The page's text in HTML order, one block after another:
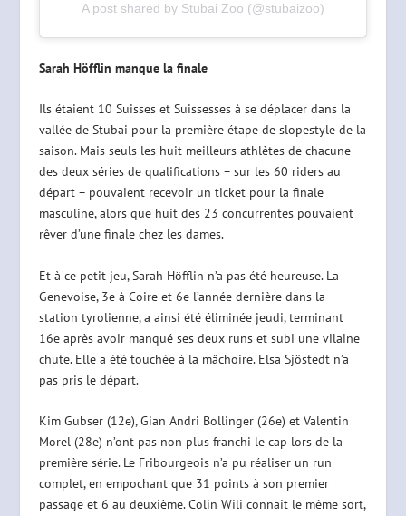
A post shared by Stubai Zoo (@stubaizoo)
Sarah Höfflin manque la finale
Ils étaient 10 Suisses et Suissesses à se déplacer dans la
vallée de Stubai pour la première étape de slopestyle de la
saison. Mais seuls les huit meilleurs athlètes de chacune
des deux séries de qualifications – sur les 60 riders au
départ – pouvaient recevoir un ticket pour la finale
masculine, alors que huit des 23 concurrentes pouvaient
rêver d’une finale chez les dames.
Et à ce petit jeu, Sarah Höfflin n’a pas été heureuse. La
Genevoise, 3e à Coire et 6e l’année dernière dans la
station tyrolienne, a ainsi été éliminée jeudi, terminant
16e après avoir manqué ses deux runs et subi une vilaine
chute. Elle a été touchée à la mâchoire. Elsa Sjöstedt n’a
pas pris le départ.
Kim Gubser (12e), Gian Andri Bollinger (26e) et Valentin
Morel (28e) n’ont pas non plus franchi le cap lors de la
première série. Le Fribourgeois n’a pu réaliser un run
complet, en empochant que 31 points à son premier
passage et 6 au deuxième. Colin Wili connaît le même sort,